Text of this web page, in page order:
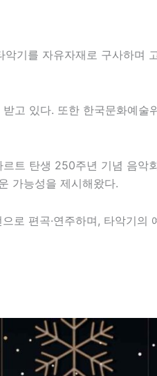
기를 자유자재로 구사하며
고 있다. 또한 한국문화예술
트 탄생 250주년 기념 음악
가능성을 제시해왔다.
로 편곡·연주하며, 타악기